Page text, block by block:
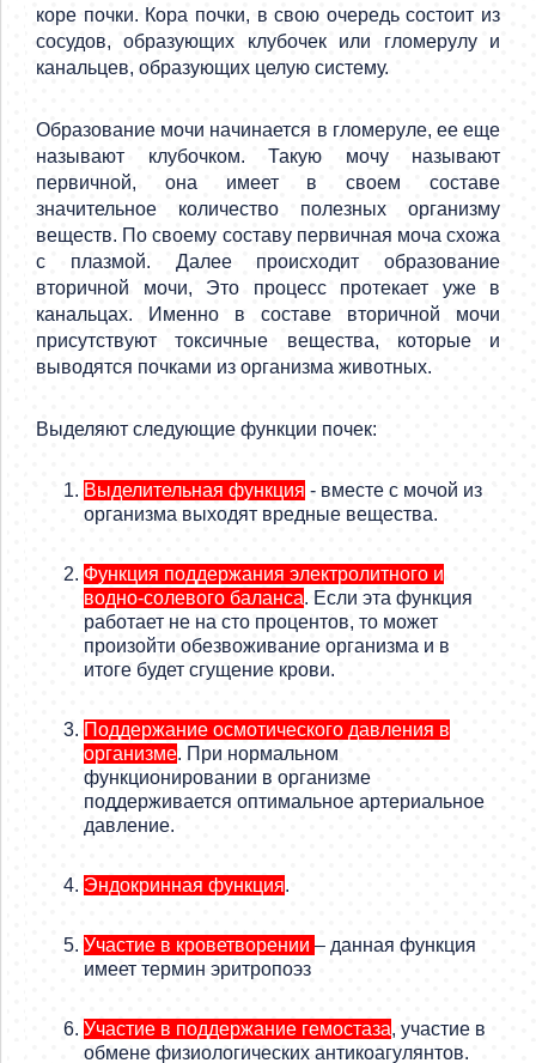
коре почки. Кора почки, в свою очередь состоит из
сосудов, образующих клубочек или гломерулу и
канальцев, образующих целую систему.
Образование мочи начинается в гломеруле, ее еще
называют клубочком. Такую мочу называют
первичной, она имеет в своем составе
значительное количество полезных организму
веществ. По своему составу первичная моча схожа
с плазмой. Далее происходит образование
вторичной мочи, Это процесс протекает уже в
канальцах. Именно в составе вторичной мочи
присутствуют токсичные вещества, которые и
выводятся почками из организма животных.
Выделяют следующие функции почек:
Выделительная функция - вместе с мочой из
организма выходят вредные вещества.
Функция поддержания электролитного и
водно-солевого баланса. Если эта функция
работает не на сто процентов, то может
произойти обезвоживание организма и в
итоге будет сгущение крови.
Поддержание осмотического давления в
организме. При нормальном
функционировании в организме
поддерживается оптимальное артериальное
давление.
Эндокринная функция.
Участие в кроветворении – данная функция
имеет термин эритропоэз
Участие в поддержание гемостаза, участие в
обмене физиологических антикоагулянтов.